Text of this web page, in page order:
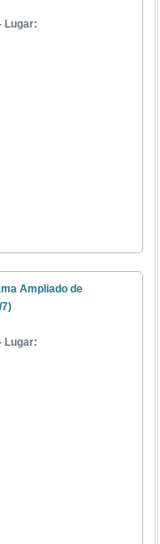
Lugar:
Ampliado de
Lugar: